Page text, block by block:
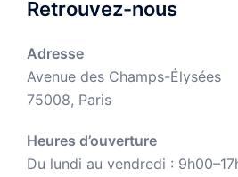
Retrouvez-nous
Adresse
Avenue des Champs-Élysées
75008, Paris
Heures d’ouverture
Du lundi au vendredi :